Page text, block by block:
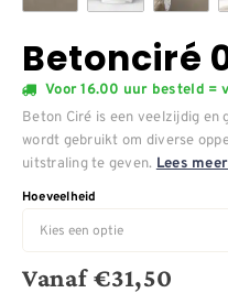
Betonciré
Voor 16.00 uur besteld =
Beton Ciré is een veelzijdig
wordt gebruikt om diverse
uitstraling te geven. Lees meer
Hoeveelheid
Vanaf€31,50